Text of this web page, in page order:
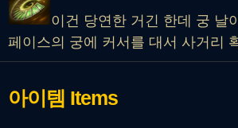
이건 당연한 거긴 한데 궁 날
페이스의 궁에 커서를 대서 사거리
아이템 Items